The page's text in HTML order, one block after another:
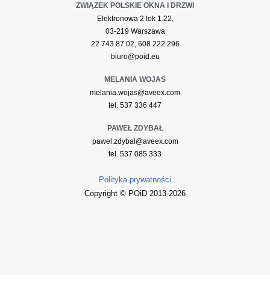
ZWIĄZEK POLSKIE OKNA I DRZWI
Elektronowa 2 lok 1.22,
03-219 Warszawa
22 743 87 02, 608 222 296
biuro@poid.eu
MELANIA WOJAS
melania.wojas@aveex.com
tel. 537 336 447
PAWEŁ ZDYBAŁ
pawel.zdybal@aveex.com
tel. 537 085 333
Polityka prywatności
Copyright © POiD 2013-2026